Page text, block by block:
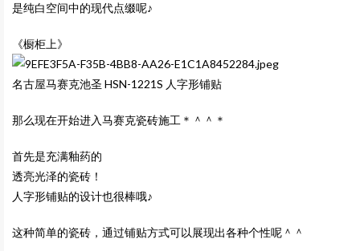
是纯白空间中的现代点缀呢♪
《橱柜上》
名古屋马赛克池圣 HSN-1221S 人字形铺贴
那么现在开始进入马赛克瓷砖施工＊＾＾＊
首先是充满釉药的
透亮光泽的瓷砖！
人字形铺贴的设计也很棒哦♪
这种简单的瓷砖，通过铺贴方式可以展现出各种个性呢＾＾